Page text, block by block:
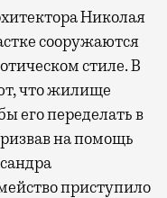
Николая
сооружаются
стиле. В
что жилище
его переделать в
на помощь
приступило